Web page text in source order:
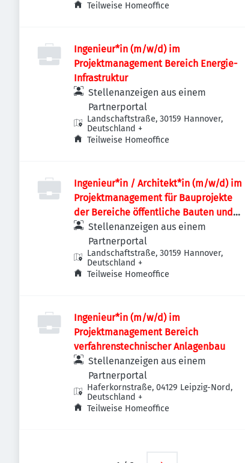
Teilweise Homeoffice
Ingenieur*in (m/w/d) im
Projektmanagement Bereich Energie-
Infrastruktur
Stellenanzeigen aus einem
Partnerportal
Landschaftstraße, 30159 Hannover,
Deutschland +
Teilweise Homeoffice
Ingenieur*in / Architekt*in (m/w/d) im
Projektmanagement für Bauprojekte
der Bereiche öffentliche Bauten und
Industriebauten / Infrastruktur
Stellenanzeigen aus einem
Partnerportal
Landschaftstraße, 30159 Hannover,
Deutschland +
Teilweise Homeoffice
Ingenieur*in (m/w/d) im
Projektmanagement Bereich
verfahrenstechnischer Anlagenbau
Stellenanzeigen aus einem
Partnerportal
Haferkornstraße, 04129 Leipzig-Nord,
Deutschland +
Teilweise Homeoffice